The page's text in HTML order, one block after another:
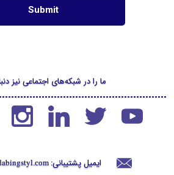
ایمیل پشتیبانی: .com
ما را در شبکه‌های اجتماعی نیز